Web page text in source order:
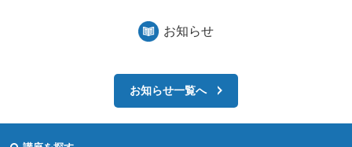
お知らせ
お知らせ一覧へ